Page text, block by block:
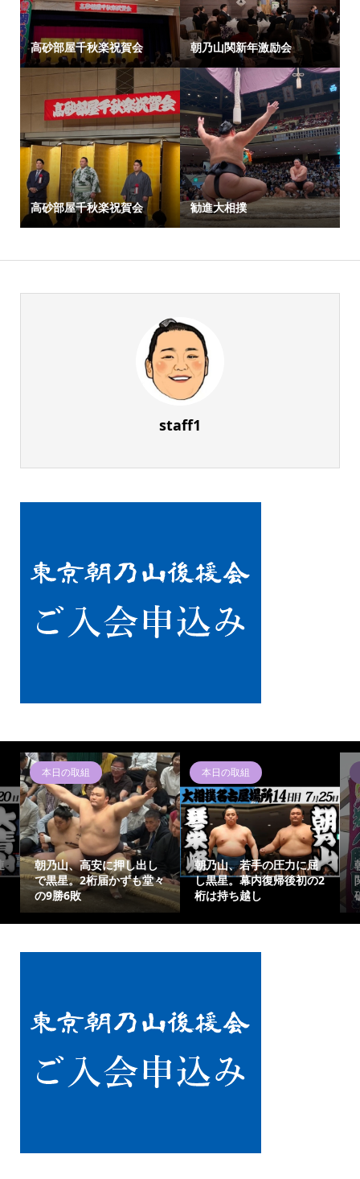
高砂部屋千秋楽祝賀会 朝乃山関新年激励会
高砂部屋千秋楽祝賀会 勧進大相撲
staff1
朝乃山ニュース
朝乃山、千秋楽は元大
関・高安と激突！難敵撃
破で有終の美を
朝乃山ニュース
朝乃山、14日目は相星の
琴栄峰戦！二桁勝利を懸
けた大一番へ